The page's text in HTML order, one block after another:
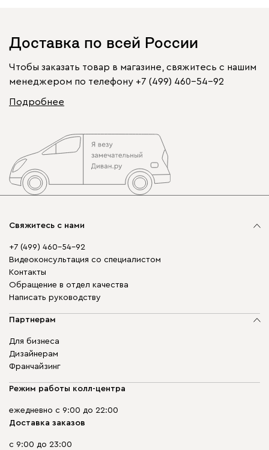
Доставка по всей России
Чтобы заказать товар в магазине, свяжитесь с нашим
менеджером по телефону +7 (499) 460-54-92
Подробнее
Свяжитесь с нами
+7 (499) 460-54-92
Видеоконсультация со специалистом
Контакты
Обращение в отдел качества
Написать руководству
Партнерам
Для бизнеса
Дизайнерам
Франчайзинг
Режим работы колл-центра
ежедневно с 9:00 до 22:00
Доставка заказов
с 9:00 до 23:00